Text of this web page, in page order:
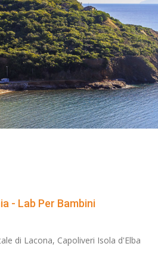
- Lab Per Bambini
di Lacona, Capoliveri Isola d'Elba